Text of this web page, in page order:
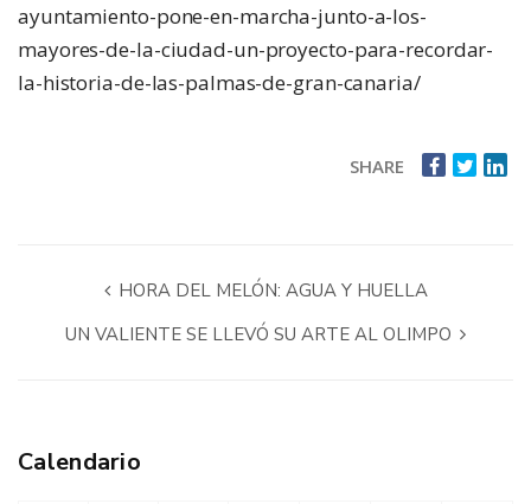
ayuntamiento-pone-en-marcha-junto-a-los-
mayores-de-la-ciudad-un-proyecto-para-recordar-
la-historia-de-las-palmas-de-gran-canaria/
SHARE
HORA DEL MELÓN: AGUA Y HUELLA
UN VALIENTE SE LLEVÓ SU ARTE AL OLIMPO
Calendario